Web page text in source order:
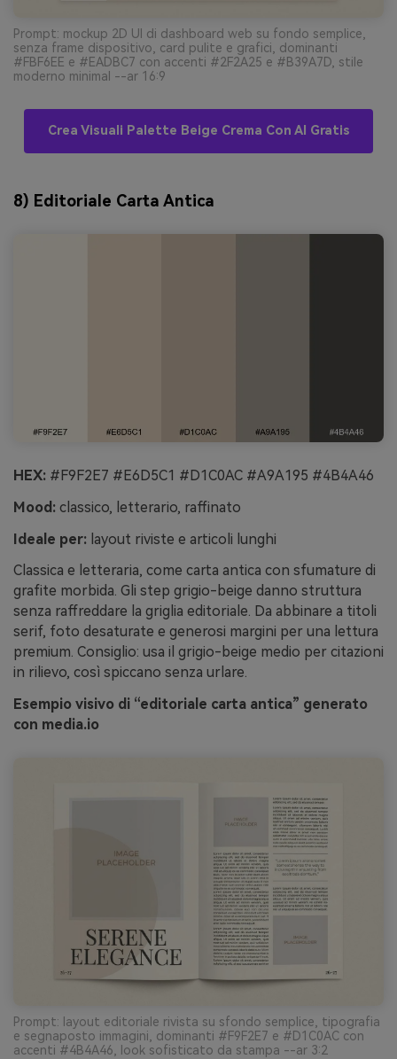
Prompt: mockup 2D UI di dashboard web su fondo semplice,
senza frame dispositivo, card pulite e grafici, dominanti
#FBF6EE e #EADBC7 con accenti #2F2A25 e #B39A7D, stile
moderno minimal --ar 16:9
Crea Visuali Palette Beige Crema Con AI Gratis
8) Editoriale Carta Antica
HEX: #F9F2E7 #E6D5C1 #D1C0AC #A9A195 #4B4A46
Mood: classico, letterario, raffinato
Ideale per: layout riviste e articoli lunghi
Classica e letteraria, come carta antica con sfumature di
grafite morbida. Gli step grigio-beige danno struttura
senza raffreddare la griglia editoriale. Da abbinare a titoli
serif, foto desaturate e generosi margini per una lettura
premium. Consiglio: usa il grigio-beige medio per citazioni
in rilievo, così spiccano senza urlare.
Esempio visivo di “editoriale carta antica” generato
con media.io
Prompt: layout editoriale rivista su sfondo semplice, tipografia
e segnaposto immagini, dominanti #F9F2E7 e #D1C0AC con
accenti #4B4A46, look sofisticato da stampa --ar 3:2